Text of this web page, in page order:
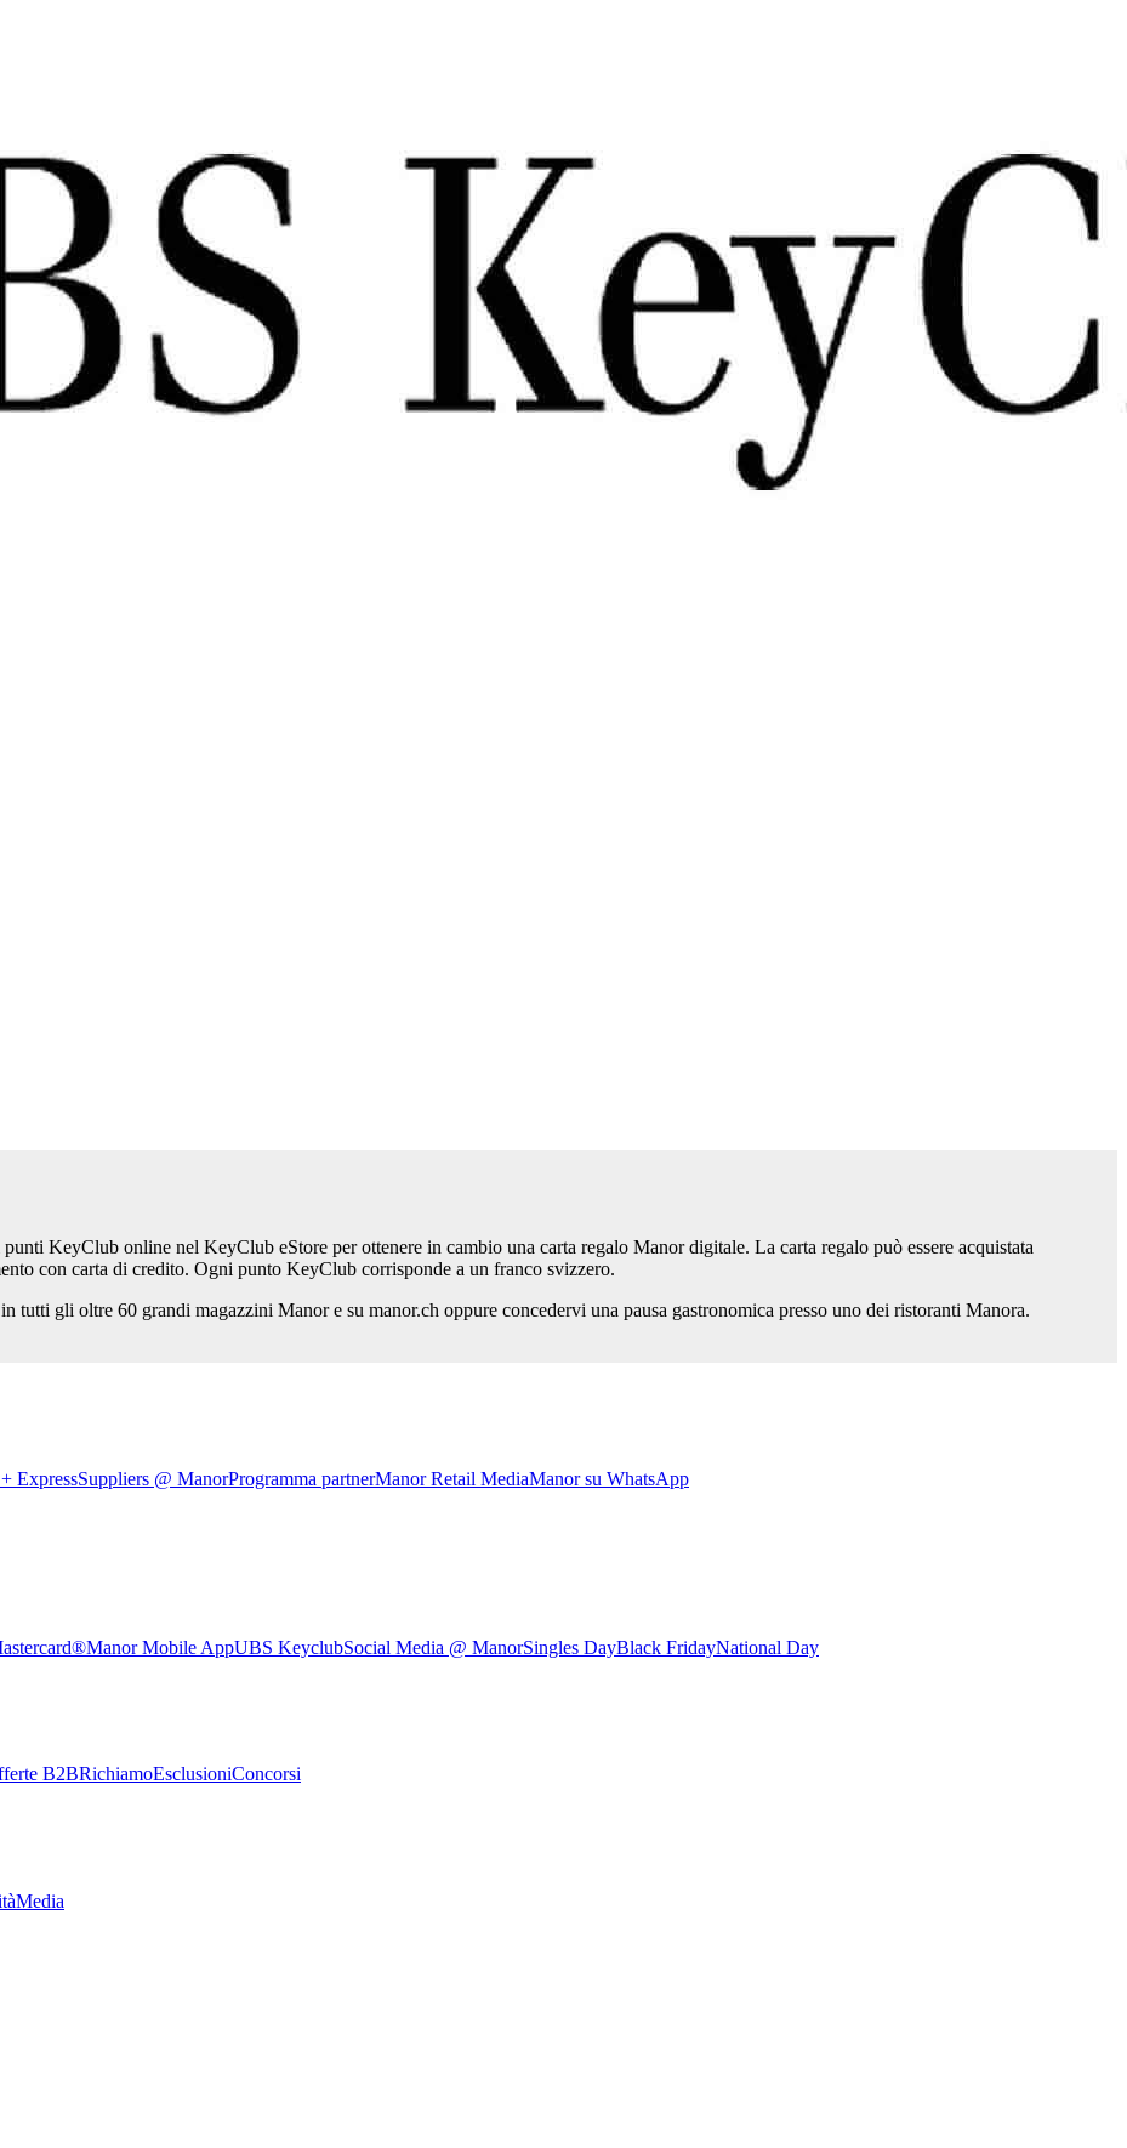
KeyClub online nel KeyClub eStore per ottenere in cambio una carta regalo Manor digitale. La carta regalo può essere acquistata
con carta di credito. Ogni punto KeyClub corrisponde a un franco svizzero.
tutti gli oltre 60 grandi magazzini Manor e su manor.ch oppure concedervi una pausa gastronomica presso uno dei ristoranti Manora.
ExpressSuppliers @ ManorProgramma partnerManor Retail MediaManor su WhatsApp
Manor Mobile AppUBS KeyclubSocial Media @ ManorSingles DayBlack FridayNational Day
B2BRichiamoEsclusioniConcorsi
Media